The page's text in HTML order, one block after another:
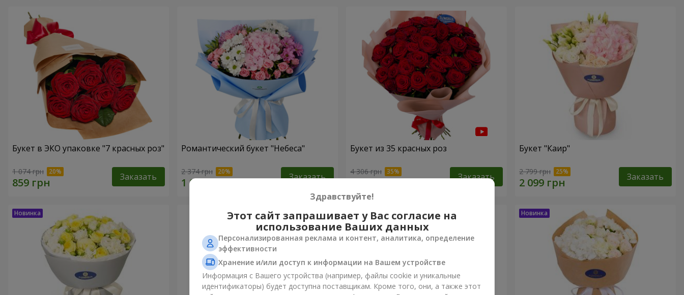
Букет в ЭКО упаковке "7 красных роз"
1 074 грн Заказать
Романтический букет "Небеса"
2 374 грн Заказать
Букет из 35 красных роз
4 306 грн Заказать
Букет "Каир"
2 799 грн Заказать
Здравствуйте!
Этот сайт запрашивает у Вас согласие на
использование Ваших данных
Персонализированная реклама и контент, аналитика, определение
эффективности
Хранение и/или доступ к информации на Вашем устройстве
Информация с Вашего устройства (например, файлы cookie и уникальные
идентификаторы) будет доступна поставщикам. Кроме того, они, а также этот